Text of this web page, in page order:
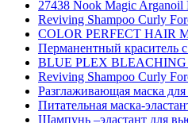
27438 Nook Magic
Reviving Shampoo Curly
COLOR PERFECT HAIR
Перманентный краситель
BLUE PLEX BLEACHING
Reviving Shampoo Curly
Разглаживающая маска
Питательная маска-
Шампунь –эластант для